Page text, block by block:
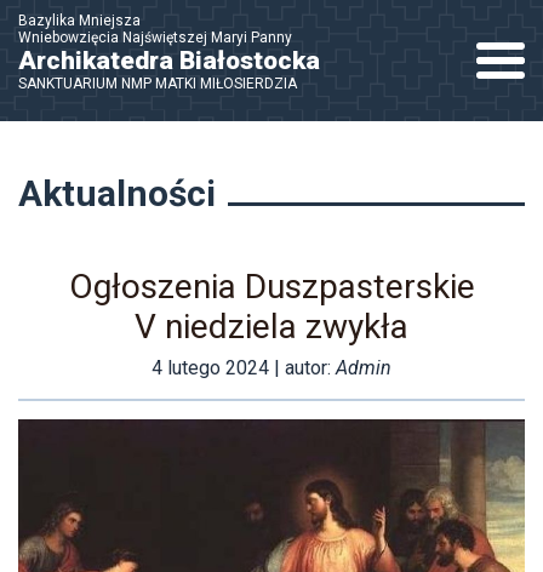
Bazylika Mniejsza
Wniebowzięcia Najświętszej Maryi Panny
Archikatedra Białostocka
SANKTUARIUM NMP MATKI MIŁOSIERDZIA
Aktualności
Ogłoszenia Duszpasterskie
V niedziela zwykła
4 lutego 2024 | autor:Admin